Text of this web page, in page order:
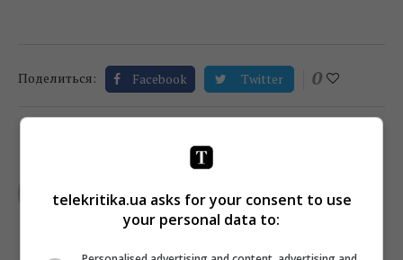
Поделиться: Facebook Twitter 0
TELEKRITIKA
telekritika.ua asks for your consent to use
your personal data to: